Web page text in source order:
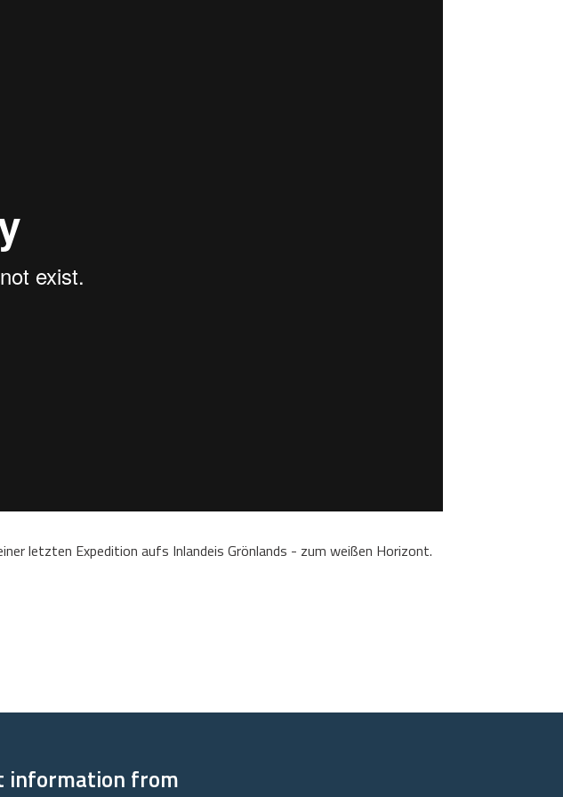
letzten Expedition aufs Inlandeis Grönlands - zum weißen Horizont.
information from